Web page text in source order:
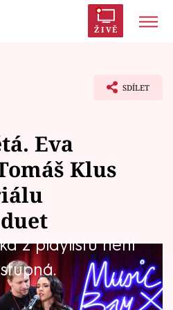
ŽIVĚ
SDÍLET
Eva
Klus
z playlistu není
Klus (37) jako Filip
(29) coby Viky? Teď
své city do duetu, s